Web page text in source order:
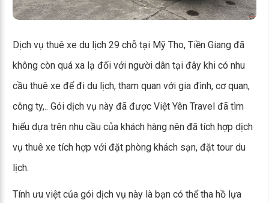
Dịch vụ thuê xe du lịch 29 chỗ tại Mỹ Tho, Tiền Giang đã
không còn quá xa lạ đối với người dân tại đây khi có nhu
cầu thuê xe để đi du lịch, tham quan với gia đình, cơ quan,
công ty,.. Gói dịch vụ này đã được Việt Yên Travel đã tìm
hiểu dựa trên nhu cầu của khách hàng nên đã tích hợp dịch
vụ thuê xe tích hợp với đặt phòng khách sạn, đặt tour du
lịch.
Tính ưu việt của gói dịch vụ này là bạn có thể tha hồ lựa